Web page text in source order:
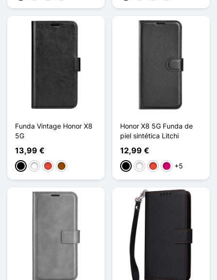
Funda Vintage Honor X8
5G
13,99 €
NegroBlancoRojoMarrón
Honor X8 5G Funda de
piel sintética Litchi
12,99 €
NegroBlancoRojoMagenta
+5